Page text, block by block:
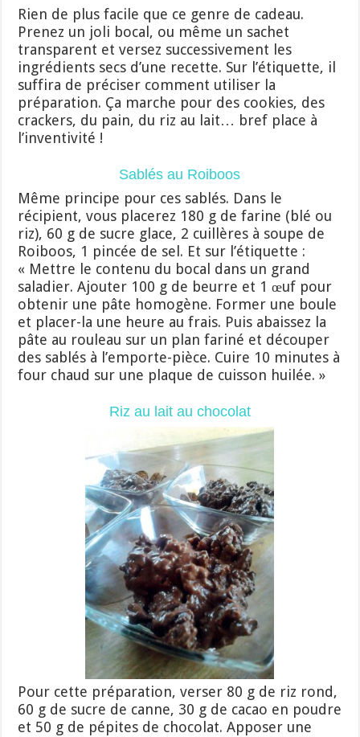
Rien de plus facile que ce genre de cadeau.
Prenez un joli bocal, ou même un sachet
transparent et versez successivement les
ingrédients secs d’une recette. Sur l’étiquette, il
suffira de préciser comment utiliser la
préparation. Ça marche pour des cookies, des
crackers, du pain, du riz au lait… bref place à
l’inventivité !
Sablés au Roiboos
Même principe pour ces sablés. Dans le
récipient, vous placerez 180 g de farine (blé ou
riz), 60 g de sucre glace, 2 cuillères à soupe de
Roiboos, 1 pincée de sel. Et sur l’étiquette :
« Mettre le contenu du bocal dans un grand
saladier. Ajouter 100 g de beurre et 1 œuf pour
obtenir une pâte homogène. Former une boule
et placer-la une heure au frais. Puis abaissez la
pâte au rouleau sur un plan fariné et découper
des sablés à l’emporte-pièce. Cuire 10 minutes à
four chaud sur une plaque de cuisson huilée. »
Riz au lait au chocolat
Pour cette préparation, verser 80 g de riz rond,
60 g de sucre de canne, 30 g de cacao en poudre
et 50 g de pépites de chocolat. Apposer une